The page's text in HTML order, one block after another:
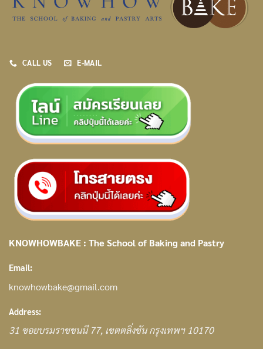
CALL US E-MAIL
KNOWHOWBAKE : The School of Baking and Pastry
Email:
knowhowbake@gmail.com
Address:
31 ซอยบรมราชชนนี 77, เขตตลิ่งชัน กรุงเทพฯ 10170